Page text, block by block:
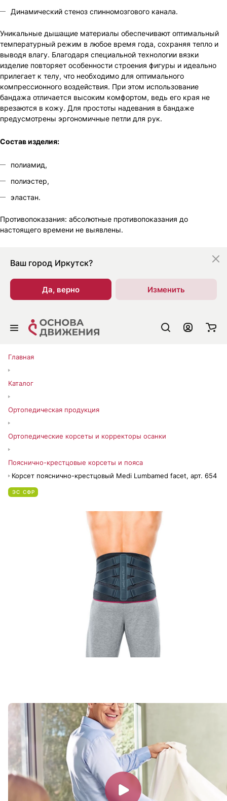
Динамический стеноз спинномозгового канала.
Уникальные дышащие материалы обеспечивают оптимальный
температурный режим в любое время года, сохраняя тепло и
выводя влагу. Благодаря специальной технологии вязки
изделие повторяет особенности строения фигуры и идеально
прилегает к телу, что необходимо для оптимального
компрессионного воздействия. При этом использование
бандажа отличается высоким комфортом, ведь его края не
врезаются в кожу. Для простоты надевания в бандаже
предусмотрены эргономичные петли для рук.
Состав изделия:
полиамид,
полиэстер,
эластан.
Противопоказания: абсолютные противопоказания до
настоящего времени не выявлены.
Ваш город Иркутск?
Да, верно Изменить
Главная
Каталог
Ортопедическая продукция
Ортопедические корсеты и корректоры осанки
Пояснично-крестцовые корсеты и пояса
Корсет пояснично-крестцовый Medi Lumbamed facet, арт. 654
ЭС СФР